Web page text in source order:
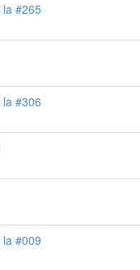
la #265
#306
#009